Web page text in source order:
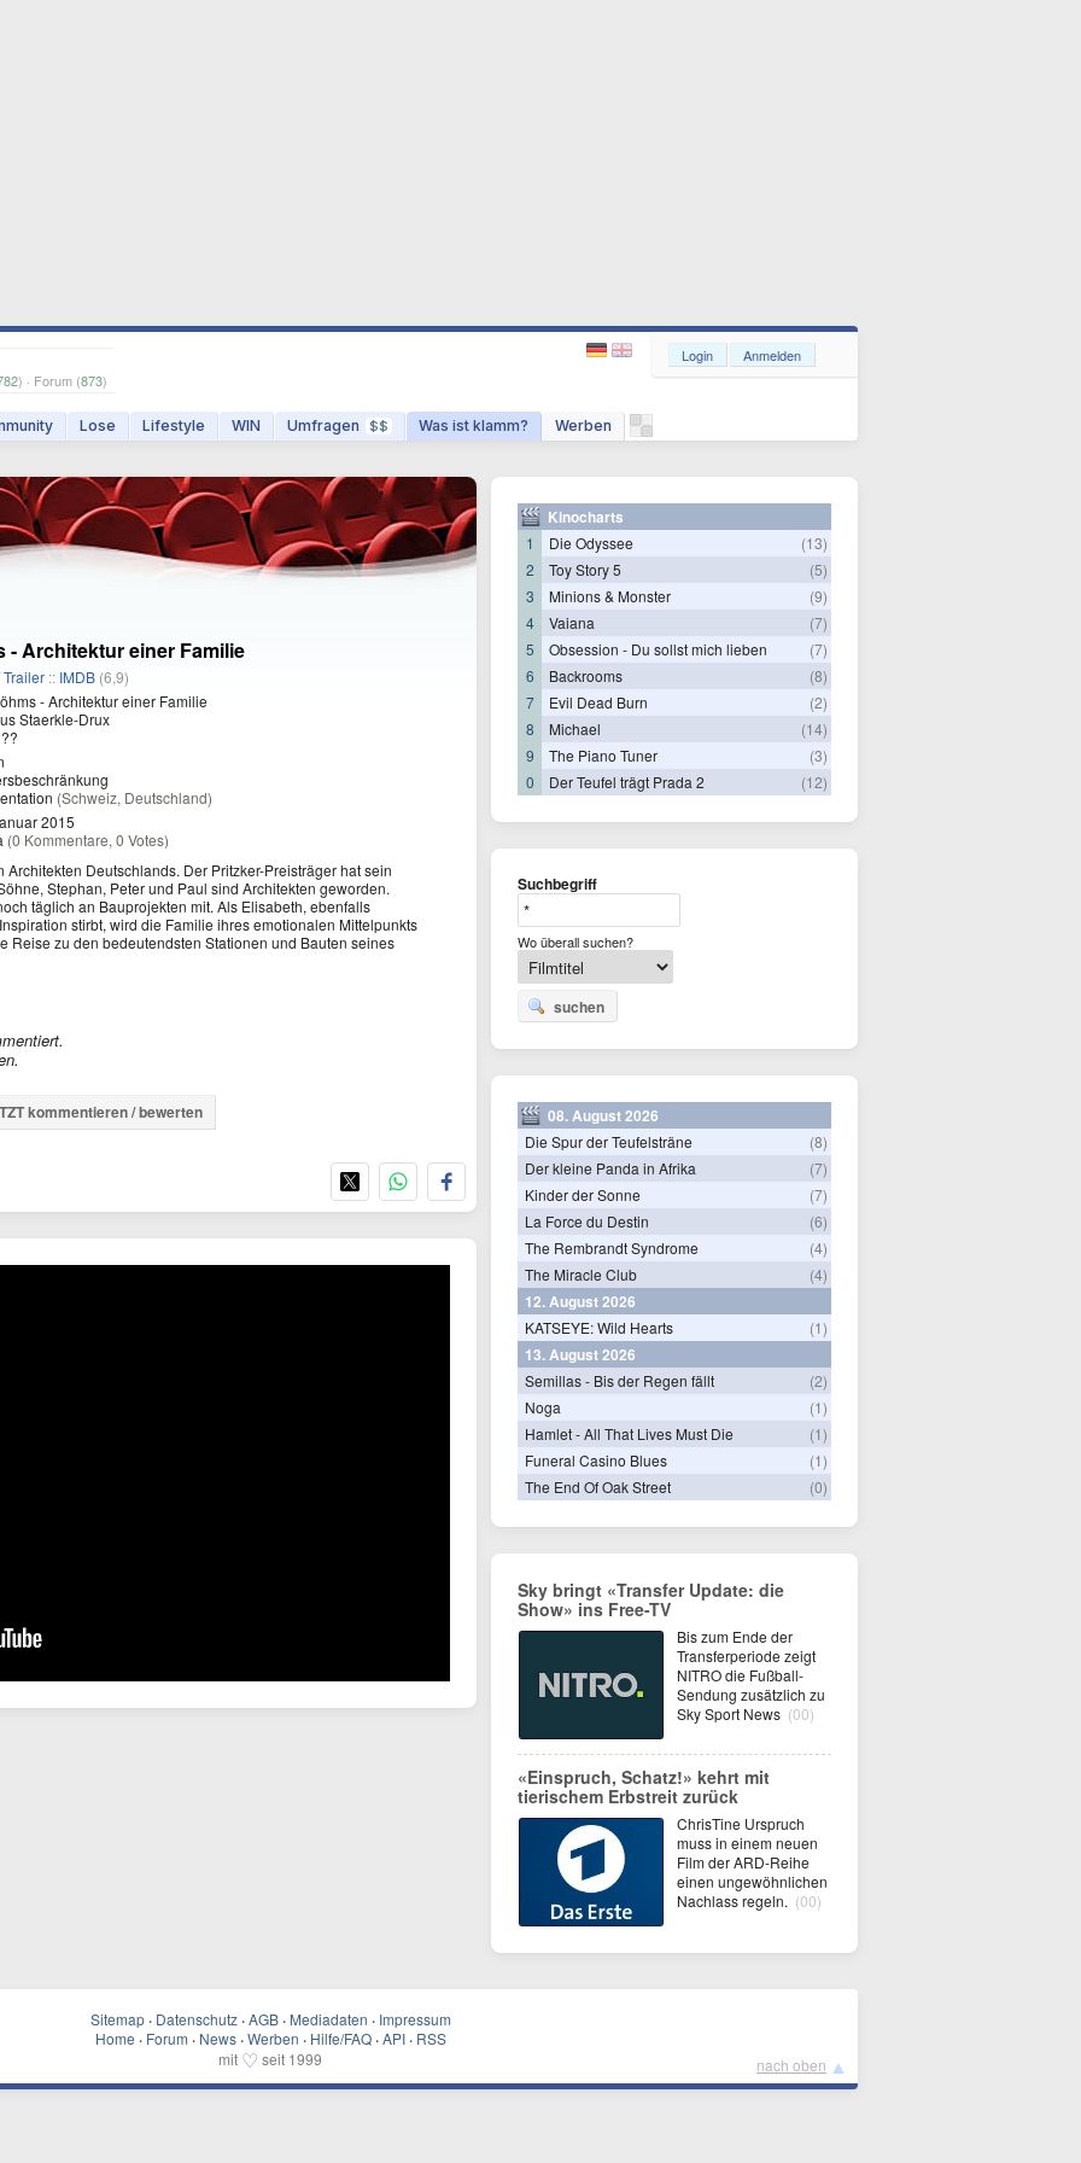
) · Forum (873)
Lose Lifestyle WIN Umfragen $$ Was ist klamm? Werben
Login Anmelden
- Architektur einer Familie
Trailer :: IMDB (6,9)
- Architektur einer Familie
Staerkle-Drux
(Schweiz, Deutschland)
2015
(0 Kommentare, 0 Votes)
Deutschlands. Der Pritzker-Preisträger hat sein
Stephan, Peter und Paul sind Architekten geworden.
täglich an Bauprojekten mit. Als Elisabeth, ebenfalls
stirbt, wird die Familie ihres emotionalen Mittelpunkts
Reise zu den bedeutendsten Stationen und Bauten seines
kommentieren / bewerten
Kinocharts
1 Die Odyssee
(13)
2
Toy Story 5
(5)
3
Minions & Monster
(9)
4
Vaiana
(7)
5
Obsession - Du sollst mich lieben
(7)
6
Backrooms
(8)
7
Evil Dead Burn
(2)
8
Michael
(14)
9
The Piano Tuner
(3)
0
Der Teufel trägt Prada 2 (12)
Suchbegriff
Wo überall suchen?
suchen
08. August 2026
Die Spur der Teufelsträne
(8)
Der kleine Panda in Afrika
(7)
Kinder der Sonne
(7)
La Force du Destin
(6)
The Rembrandt Syndrome
(4)
The Miracle Club
(4)
12. August 2026
KATSEYE: Wild Hearts (1)
13. August 2026
Semillas - Bis der Regen fällt
(2)
Noga
(1)
Hamlet - All That Lives Must Die
(1)
Funeral Casino Blues
(1)
The End Of Oak Street
(0)
Sky bringt «Transfer Update: die
Show» ins Free-TV
Bis zum Ende der
Transferperiode zeigt
NITRO die Fußball-
Sendung zusätzlich zu
Sky Sport News (00)
«Einspruch, Schatz!» kehrt mit
tierischem Erbstreit zurück
ChrisTine Urspruch
muss in einem neuen
Film der ARD-Reihe
einen ungewöhnlichen
Nachlass regeln. (00)
Sitemap · Datenschutz · AGB · Mediadaten · Impressum
Home · Forum · News · Werben · Hilfe/FAQ · API · RSS
mit ♡ seit 1999 nach oben ▲